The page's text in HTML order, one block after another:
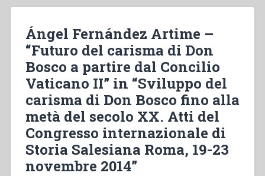
Một
dung
mạo
thiêng
liêng”
Ángel Fernández Artime –
“Futuro del carisma di Don
Bosco a partire dal Concilio
Vaticano II” in “Sviluppo del
carisma di Don Bosco fino alla
metà del secolo XX. Atti del
Congresso internazionale di
Storia Salesiana Roma, 19-23
novembre 2014”